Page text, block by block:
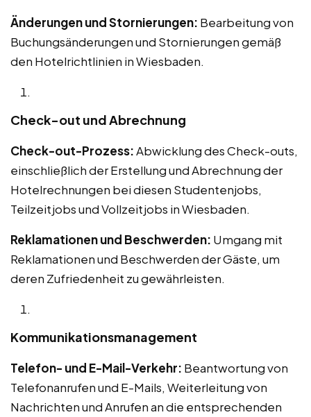
Änderungen und Stornierungen: Bearbeitung von
Buchungsänderungen und Stornierungen gemäß
den Hotelrichtlinien in Wiesbaden.
Check-out und Abrechnung
Check-out-Prozess:Abwicklung des Check-outs,
einschließlich der Erstellung und Abrechnung der
Hotelrechnungen bei diesen Studentenjobs,
Teilzeitjobs und Vollzeitjobs in Wiesbaden.
Reklamationen und Beschwerden: Umgang mit
Reklamationen und Beschwerden der Gäste, um
deren Zufriedenheit zu gewährleisten.
Kommunikationsmanagement
Telefon- und E-Mail-Verkehr: Beantwortung von
Telefonanrufen und E-Mails, Weiterleitung von
Nachrichten und Anrufen an die entsprechenden